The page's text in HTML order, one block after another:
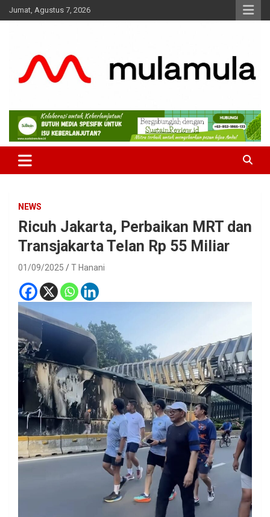
Skip
to
Jumat, Agustus 7, 2026
MulaMula
Medianya para Gen Z
NEWS
Ricuh Jakarta, Perbaikan MRT dan
Transjakarta Telan Rp 55 Miliar
01/09/2025 T Hanani